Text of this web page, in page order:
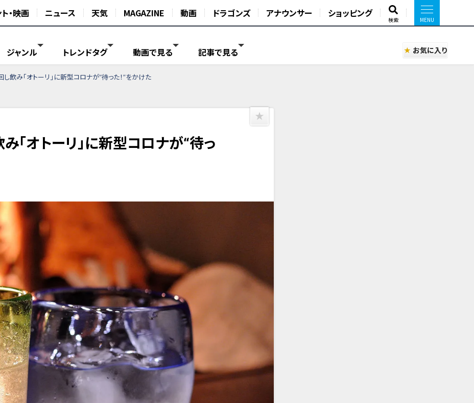
・映画 ニュース 天気 MAGAZINE 動画 ドラゴンズ アナウンサー ショッピング
検索
ジャンル トレンドタグ 動画で見る 記事で見る お気に入り
飲み「オトーリ」に新型コロナが“待った！”をかけた
「オトーリ」に新型コロナが“待っ